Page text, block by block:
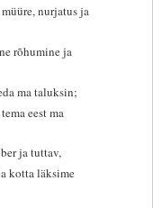
nurjatus ja
rõhumine ja
ma taluksin;
eest ma
ja tuttav,
kotta läksime